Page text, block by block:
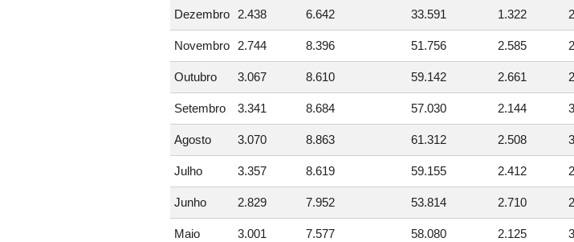
Dezembro 2.438 6.642 33.591 1.322
Novembro 2.744 8.396 51.756 2.585
Outubro 3.067 8.610 59.142 2.661
Setembro 3.341 8.684 57.030 2.144
Agosto 3.070 8.863 61.312 2.508
Julho 3.357 8.619 59.155 2.412
Junho 2.829 7.952 53.814 2.710
Maio 3.001 7.577 58.080 2.125